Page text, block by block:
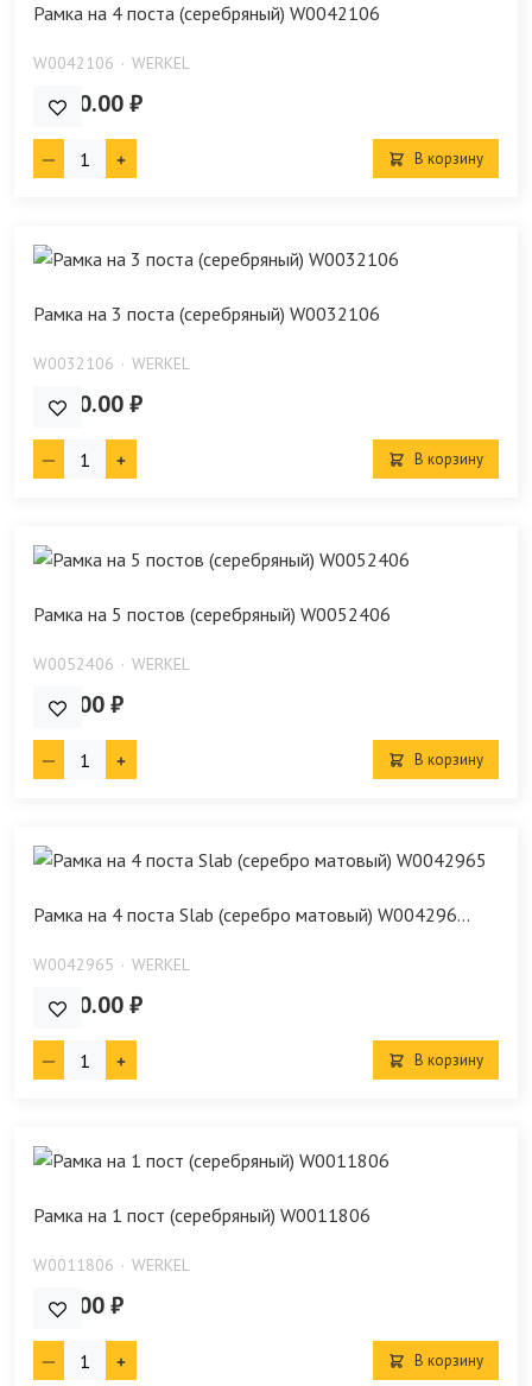
Рамка на 4 поста (серебряный) W0042106
W0042106 WERKEL
1 880.00 ₽
В корзину
Рамка на 3 поста (серебряный) W0032106
W0032106 WERKEL
1 090.00 ₽
В корзину
Рамка на 5 постов (серебряный) W0052406
W0052406 WERKEL
905.00 ₽
В корзину
Рамка на 4 поста Slab (серебро матовый) W004296...
W0042965 WERKEL
2 690.00 ₽
В корзину
Рамка на 1 пост (серебряный) W0011806
W0011806 WERKEL
212.00 ₽
В корзину